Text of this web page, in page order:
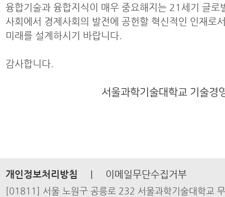
융합기술과 융합지식이 매우 중요해지는 21세기 글로
사회에서 경제사회의 발전에 공헌할 혁신적인 인재로
미래를 설계하시기 바랍니다.
감사합니다.
서울과학기술대학교 기술경
개인정보처리방침 이메일무단수집거부
[01811] 서울 노원구 공릉로 232 서울과학기술대학교